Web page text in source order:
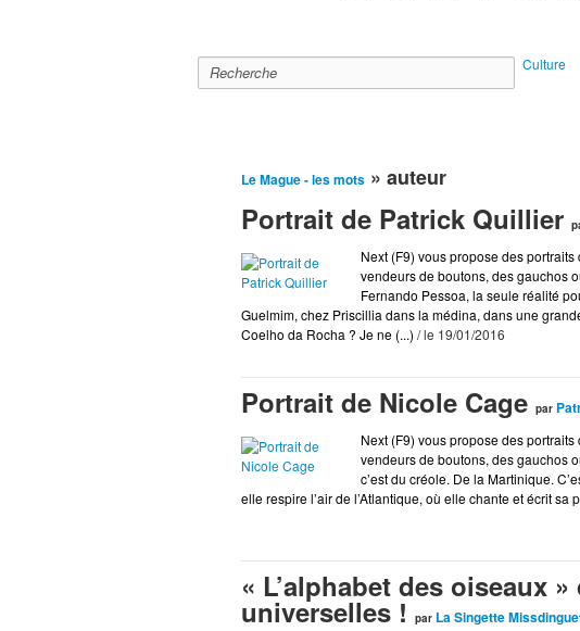
Le mague A la Une Editorial Culture
Le Mague - les mots » auteur
Portrait de Patrick Quillier
Next (F9) vous propose des
vendeurs de boutons, des gauchos
Fernando Pessoa, la seule réalité
Guelmim, chez Priscillia dans la médina, dans une
Coelho da Rocha ? Je ne (...) / le 19/01/2016
Portrait de Nicole Cage par
Next (F9) vous propose des
vendeurs de boutons, des gauchos
c’est du créole. De la Martinique.
elle respire l’air de l’Atlantique, où elle chante et écrit sa
« L’alphabet des oiseaux
universelles ! par La Singette